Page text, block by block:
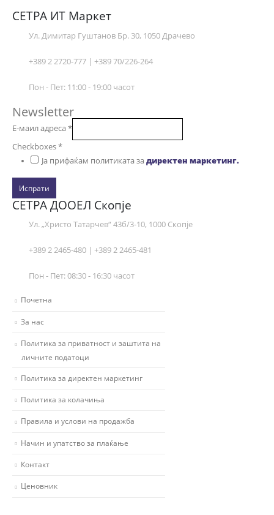
СЕТРА ИТ Маркет
Ул. Димитар Гуштанов Бр. 30, 1050 Драчево
+389 2 2720-777 | +389 70/226-264
Пон - Пет: 11:00 - 19:00 часот
Newsletter
Е-маил адреса*
Checkboxes*
Ја прифаќам политиката задиректен маркетинг.
Испрати
СЕТРА ДООЕЛ Скопје
Ул. „Христо Татарчев“ 43б/3-10, 1000 Скопје
+389 2 2465-480 | +389 2 2465-481
Пон - Пет: 08:30 - 16:30 часот
Почетна
За нас
Политика за приватност и заштита на
личните податоци
Политика за директен маркетинг
Политика за колачиња
Правила и услови на продажба
Начин и упатство за плаќање
Контакт
Ценовник